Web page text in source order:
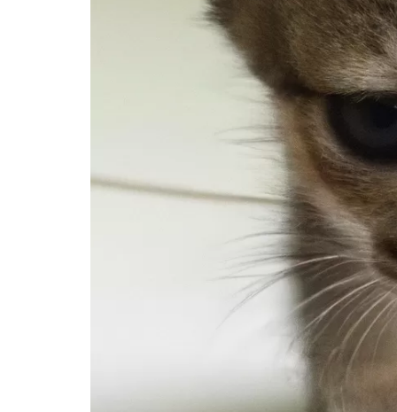
Cách chế biến thức ăn từ nguyên liệu tự
Các công thức nấu ăn phổ biến
Các thói quen và chế độ ăn uống tốt cho
Đảm bảo mèo có đủ nước
Kiểm tra cân nặng định kỳ
Không cho mèo ăn quá no
Câu hỏi thường gặp về mèo và thức ăn
Mèo có thể ăn thức ăn của người không?
Cần bổ sung thêm vitamin và khoáng chất
Có thể cho mèo ăn thức ăn tự nấu không?
Thức ăn đóng vai trò quan trọng trong việc
Lựa chọn thức ăn phù hợp và đảm bảo